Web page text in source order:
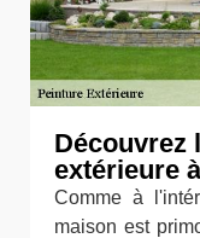
Découvrez
extérieure
Comme à
maison est